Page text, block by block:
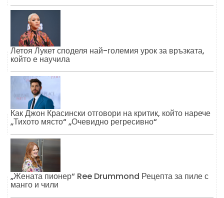
Летоя Лукет споделя най-големия урок за връзката,
който е научила
Как Джон Красински отговори на критик, който нарече
„Тихото място“ „Очевидно регресивно“
„Жената пионер“ Ree Drummond Рецепта за пиле с
манго и чили